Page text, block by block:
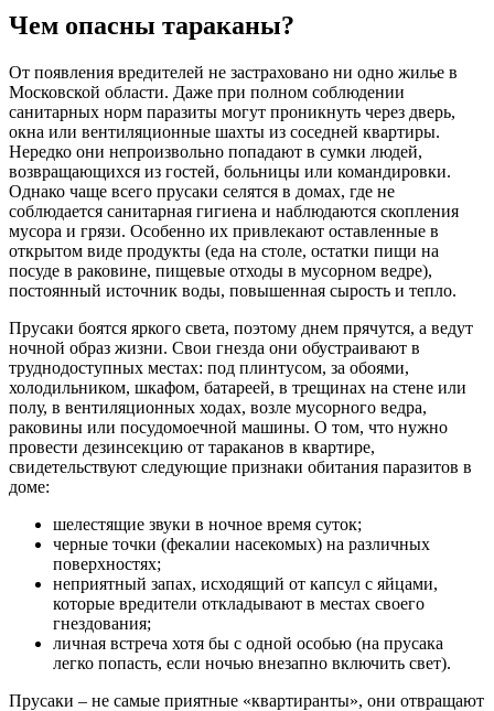
Чем опасны тараканы?
От появления вредителей не застраховано ни одно жилье в
Московской области. Даже при полном соблюдении
санитарных норм паразиты могут проникнуть через дверь,
окна или вентиляционные шахты из соседней квартиры.
Нередко они непроизвольно попадают в сумки людей,
возвращающихся из гостей, больницы или командировки.
Однако чаще всего прусаки селятся в домах, где не
соблюдается санитарная гигиена и наблюдаются скопления
мусора и грязи. Особенно их привлекают оставленные в
открытом виде продукты (еда на столе, остатки пищи на
посуде в раковине, пищевые отходы в мусорном ведре),
постоянный источник воды, повышенная сырость и тепло.
Прусаки боятся яркого света, поэтому днем прячутся, а ведут
ночной образ жизни. Свои гнезда они обустраивают в
труднодоступных местах: под плинтусом, за обоями,
холодильником, шкафом, батареей, в трещинах на стене или
полу, в вентиляционных ходах, возле мусорного ведра,
раковины или посудомоечной машины. О том, что нужно
провести дезинсекцию от тараканов в квартире,
свидетельствуют следующие признаки обитания паразитов в
доме:
шелестящие звуки в ночное время суток;
черные точки (фекалии насекомых) на различных
поверхностях;
неприятный запах, исходящий от капсул с яйцами,
которые вредители откладывают в местах своего
гнездования;
личная встреча хотя бы с одной особью (на прусака
легко попасть, если ночью внезапно включить свет).
Прусаки – не самые приятные «квартиранты», они отвращают